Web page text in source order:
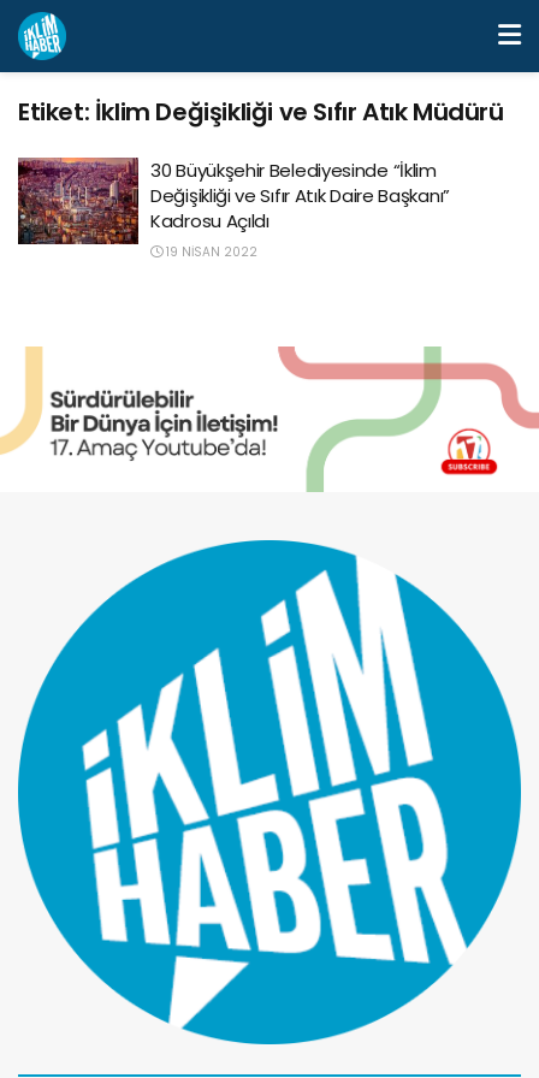
Etiket: İklim Değişikliği ve Sıfır Atık Müdürü
30 Büyükşehir Belediyesinde “İklim
Değişikliği ve Sıfır Atık Daire Başkanı”
Kadrosu Açıldı
19 NISAN 2022